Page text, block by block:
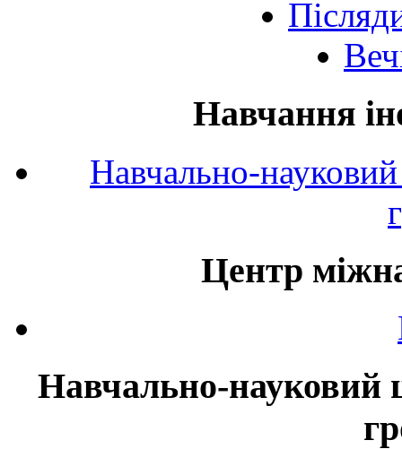
Навчання
Навчально-
Центр
Навчально-науковий